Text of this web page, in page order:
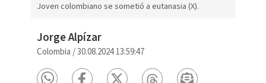
Joven colombiano se sometió a eutanasia (X).
Jorge Alpízar
Colombia /30.08.2024 13:59:47